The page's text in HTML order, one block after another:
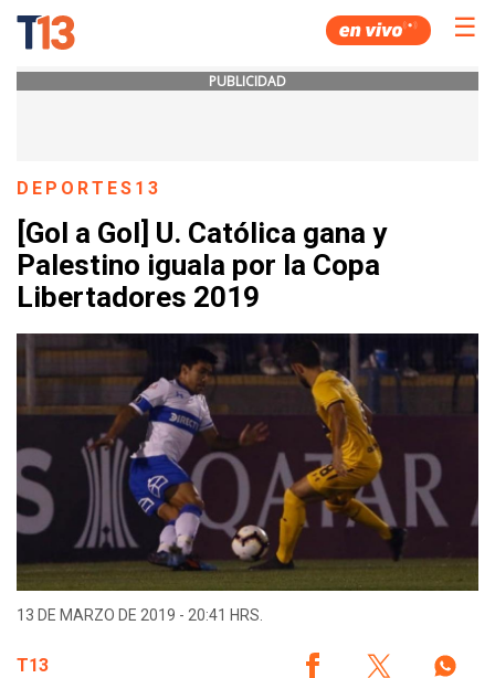
☰
PUBLICIDAD
DEPORTES13
[Gol a Gol] U. Católica gana y
Palestino iguala por la Copa
Libertadores 2019
13 DE MARZO DE 2019 - 20:41 HRS.
T13